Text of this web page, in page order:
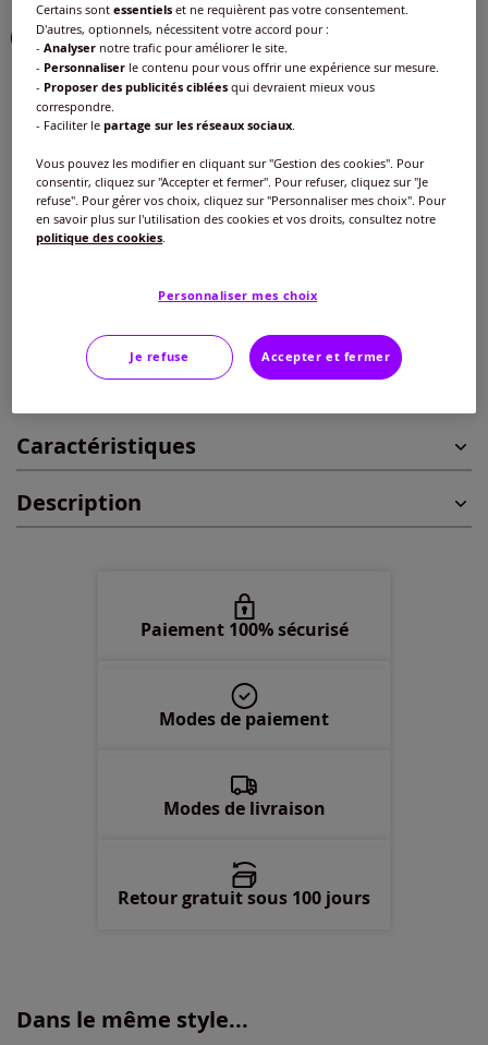
Modèle :
Taille standard
Longueur courte
Taille standard
Taille :
Veuillez sélectionner une taille
En stock
46 -épuisé
48 -En stock
Ajouter au panier
Caractéristiques
Description
Paiement 100% sécurisé
Modes de paiement
Modes de livraison
Retour gratuit sous 100 jours
Dans le même style...
Certains sontessentiels et ne requièrent pas votre consentement.
D'autres, optionnels, nécessitent votre accord pour :
-Analyser notre trafic pour améliorer le site.
- Personnaliser le contenu pour vous offrir une expérience sur mesure.
- Proposer des publicités ciblées qui devraient mieux vous
correspondre.
- Faciliter lepartage sur les réseaux sociaux.
Vous pouvez les modifier en cliquant sur "Gestion des cookies". Pour
consentir, cliquez sur "Accepter et fermer". Pour refuser, cliquez sur "Je
refuse". Pour gérer vos choix, cliquez sur "Personnaliser mes choix". Pour
en savoir plus sur l'utilisation des cookies et vos droits, consultez notre
politique des cookies.
Personnaliser mes choix
Je refuse Accepter et fermer